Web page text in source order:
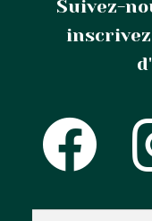
Suivez-